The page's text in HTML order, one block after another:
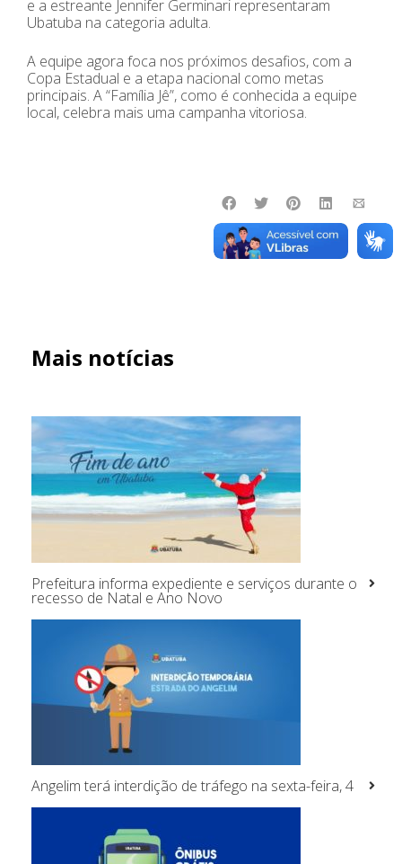
e a estreante Jennifer Germinari representaram
Ubatuba na categoria adulta.
A equipe agora foca nos próximos desafios, com a
Copa Estadual e a etapa nacional como metas
principais. A “Família Jê”, como é conhecida a equipe
local, celebra mais uma campanha vitoriosa.
Mais notícias
Prefeitura informa expediente e serviços durante o
recesso de Natal e Ano Novo
Angelim terá interdição de tráfego na sexta-feira, 4